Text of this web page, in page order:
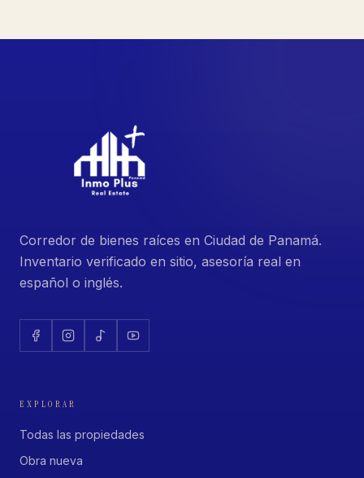
Corredor de bienes raíces en Ciudad de Panamá.
Inventario verificado en sitio, asesoría real en
español o inglés.
EXPLORAR
Todas las propiedades
Obra nueva